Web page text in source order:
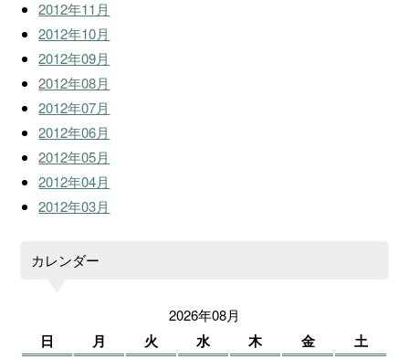
2012年11月
2012年10月
2012年09月
2012年08月
2012年07月
2012年06月
2012年05月
2012年04月
2012年03月
カレンダー
2026年08月
日 月 火 水 木 金 土